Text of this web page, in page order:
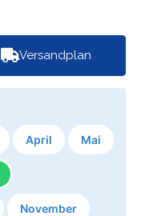
Versandplan
April Mai
November